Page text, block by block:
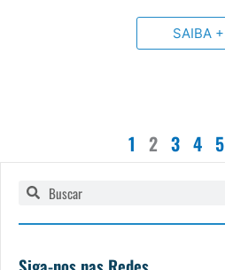
SAIBA +
1 2 3 4 5
Pesquisar
Pesquisar